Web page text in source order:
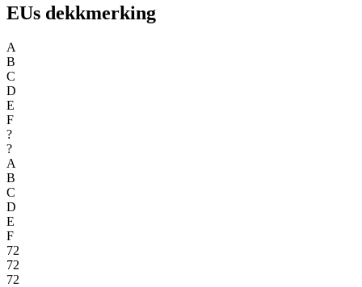
EUs dekkmerking
A
B
C
D
E
F
?
?
A
B
C
D
E
F
72
72
72